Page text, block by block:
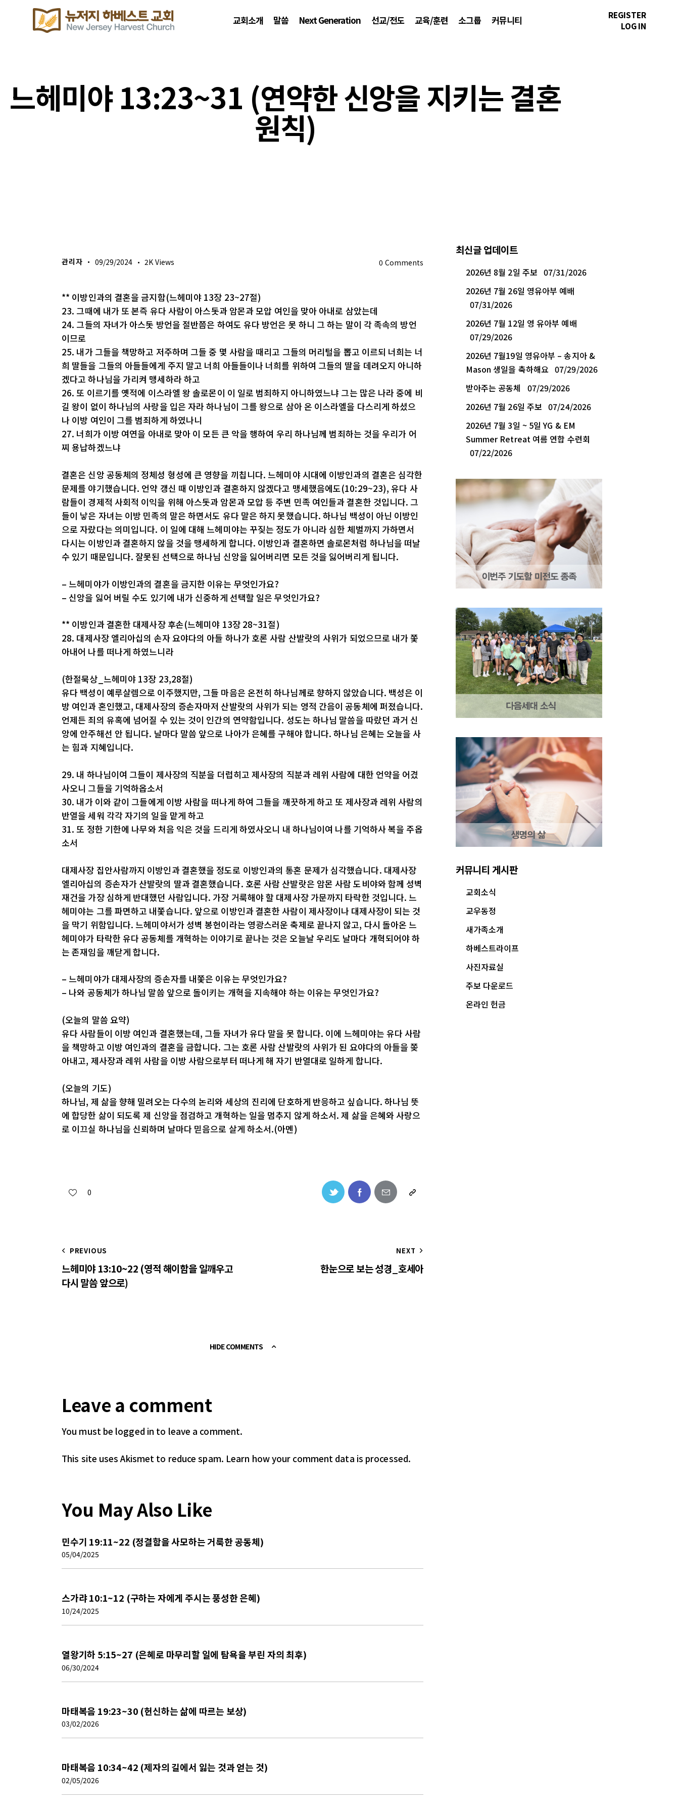
교회소개 말씀 Next Generation 선교/전도 교육/훈련 소그룹 커뮤니티
REGISTER
LOG IN
느헤미야 13:23~31 (연약한 신앙을 지키는 결혼
원칙)
관리자 09/29/2024 2K Views 0 Comments
** 이방인과의 결혼을 금지함(느헤미야 13장 23~27절)
23. 그때에 내가 또 본즉 유다 사람이 아스돗과 암몬과 모압 여인을 맞아 아내로 삼았는데
24. 그들의 자녀가 아스돗 방언을 절반쯤은 하여도 유다 방언은 못 하니 그 하는 말이 각 족속의 방언
이므로
25. 내가 그들을 책망하고 저주하며 그들 중 몇 사람을 때리고 그들의 머리털을 뽑고 이르되 너희는 너
희 딸들을 그들의 아들들에게 주지 말고 너희 아들들이나 너희를 위하여 그들의 딸을 데려오지 아니하
겠다고 하나님을 가리켜 맹세하라 하고
26. 또 이르기를 옛적에 이스라엘 왕 솔로몬이 이 일로 범죄하지 아니하였느냐 그는 많은 나라 중에 비
길 왕이 없이 하나님의 사랑을 입은 자라 하나님이 그를 왕으로 삼아 온 이스라엘을 다스리게 하셨으
나 이방 여인이 그를 범죄하게 하였나니
27. 너희가 이방 여연을 아내로 맞아 이 모든 큰 악을 행하여 우리 하나님께 범죄하는 것을 우리가 어
찌 용납하겠느냐
결혼은 신앙 공동체의 정체성 형성에 큰 영향을 끼칩니다. 느헤미야 시대에 이방인과의 결혼은 심각한
문제를 야기했습니다. 언약 갱신 때 이방인과 결혼하지 않겠다고 맹세했음에도(10:29~23), 유다 사
람들이 경제적 사회적 이익을 위해 아스돗과 암몬과 모압 등 주변 민족 여인들과 결혼한 것입니다. 그
들이 낳은 자녀는 이방 민족의 말은 하면서도 유다 말은 하지 못했습니다. 하나님 백성이 아닌 이방인
으로 자랐다는 의미입니다. 이 일에 대해 느헤미야는 꾸짖는 정도가 아니라 심한 체벌까지 가하면서
다시는 이방인과 결혼하지 않을 것을 맹세하게 합니다. 이방인과 결혼하면 솔로몬처럼 하나님을 떠날
수 있기 때문입니다. 잘못된 선택으로 하나님 신앙을 잃어버리면 모든 것을 잃어버리게 됩니다.
– 느헤미야가 이방인과의 결혼을 금지한 이유는 무엇인가요?
– 신앙을 잃어 버릴 수도 있기에 내가 신중하게 선택할 일은 무엇인가요?
** 이방인과 결혼한 대제사장 후손(느헤미야 13장 28~31절)
28. 대제사장 엘리아십의 손자 요야다의 아들 하나가 호론 사람 산발랏의 사위가 되었으므로 내가 쫓
아내어 나를 떠나게 하였느니라
(한절묵상_느헤미야 13장 23,28절)
유다 백성이 예루살렘으로 이주했지만, 그들 마음은 온전히 하나님께로 향하지 않았습니다. 백성은 이
방 여인과 혼인했고, 대제사장의 증손자마저 산발랏의 사위가 되는 영적 간음이 공동체에 퍼졌습니다.
언제든 죄의 유혹에 넘어질 수 있는 것이 인간의 연약함입니다. 성도는 하나님 말씀을 따랐던 과거 신
앙에 안주해선 안 됩니다. 날마다 말씀 앞으로 나아가 은혜를 구해야 합니다. 하나님 은혜는 오늘을 사
는 힘과 지혜입니다.
29. 내 하나님이여 그들이 제사장의 직분을 더럽히고 제사장의 직분과 레위 사람에 대한 언약을 어겼
사오니 그들을 기억하옵소서
30. 내가 이와 같이 그들에게 이방 사람을 떠나게 하여 그들을 깨끗하게 하고 또 제사장과 레위 사람의
반열을 세워 각각 자기의 일을 맡게 하고
31. 또 정한 기한에 나무와 처음 익은 것을 드리게 하였사오니 내 하나님이여 나를 기억하사 복을 주옵
소서
대제사장 집안사람까지 이방인과 결혼했을 정도로 이방인과의 통혼 문제가 심각했습니다. 대제사장
엘리아십의 증손자가 산발랏의 딸과 결혼했습니다. 호론 사람 산발랏은 암몬 사람 도비야와 함께 성벽
재건을 가장 심하게 반대했던 사람입니다. 가장 거룩해야 할 대제사장 가문까지 타락한 것입니다. 느
헤미야는 그를 파면하고 내쫓습니다. 앞으로 이방인과 결혼한 사람이 제사장이나 대제사장이 되는 것
을 막기 위함입니다. 느헤미야서가 성벽 봉헌이라는 영광스러운 축제로 끝나지 않고, 다시 돌아온 느
헤미야가 타락한 유다 공동체를 개혁하는 이야기로 끝나는 것은 오늘날 우리도 날마다 개혁되어야 하
는 존재임을 깨닫게 합니다.
– 느헤미야가 대제사장의 증손자를 내쫓은 이유는 무엇인가요?
– 나와 공동체가 하나님 말씀 앞으로 돌이키는 개혁을 지속해야 하는 이유는 무엇인가요?
(오늘의 말씀 요약)
유다 사람들이 이방 여인과 결혼했는데, 그들 자녀가 유다 말을 못 합니다. 이에 느헤미야는 유다 사람
을 책망하고 이방 여인과의 결혼을 금합니다. 그는 호론 사람 산발랏의 사위가 된 요야다의 아들을 쫒
아내고, 제사장과 레위 사람을 이방 사람으로부터 떠나게 해 자기 반열대로 일하게 합니다.
(오늘의 기도)
하나님, 제 삶을 향해 밀려오는 다수의 논리와 세상의 진리에 단호하게 반응하고 싶습니다. 하나님 뜻
에 합당한 삶이 되도록 제 신앙을 점검하고 개혁하는 일을 멈추지 않게 하소서. 제 삶을 은혜와 사랑으
로 이끄실 하나님을 신뢰하며 날마다 믿음으로 살게 하소서.(아멘)
0
PREVIOUS
느헤미야 13:10~22 (영적 해이함을 일깨우고
다시 말씀 앞으로)
NEXT
한눈으로 보는 성경_호세아
HIDE COMMENTS
Leave a comment
You must be logged in to leave a comment.
This site uses Akismet to reduce spam. Learn how your comment data is processed.
You May Also Like
민수기 19:11~22 (정결함을 사모하는 거룩한 공동체)
05/04/2025
스가랴 10:1~12 (구하는 자에게 주시는 풍성한 은혜)
10/24/2025
열왕기하 5:15~27 (은혜로 마무리할 일에 탐욕을 부린 자의 최후)
06/30/2024
마태복음 19:23~30 (헌신하는 삶에 따르는 보상)
03/02/2026
마태복음 10:34~42 (제자의 길에서 잃는 것과 얻는 것)
02/05/2026
최신글 업데이트
2026년 8월 2일 주보 07/31/2026
2026년 7월 26일 영유아부 예배
07/31/2026
2026년 7월 12일 영 유아부 예배
07/29/2026
2026년 7월19일 영유아부 – 송지아 &
Mason 생일을 축하해요 07/29/2026
받아주는 공동체
07/29/2026
2026년 7월 26일 주보 07/24/2026
2026년 7월 3일 ~ 5일 YG & EM
Summer Retreat 여름 연합 수련회
07/22/2026
커뮤니티 게시판
교회소식
교우동정
새가족소개
하베스트라이프
사진자료실
주보 다운로드
온라인 헌금